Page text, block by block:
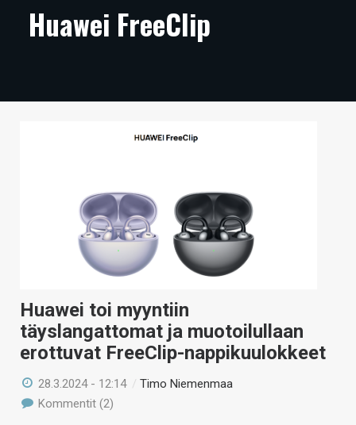
ARTIKKELIT
TECHBBS
VAIHDA TEEMA
HAKU
Huawei FreeClip
Huawei toi myyntiin
täyslangattomat ja muotoilullaan
erottuvat FreeClip-nappikuulokkeet
28.3.2024 - 12:14 /Timo Niemenmaa
Kommentit (2)